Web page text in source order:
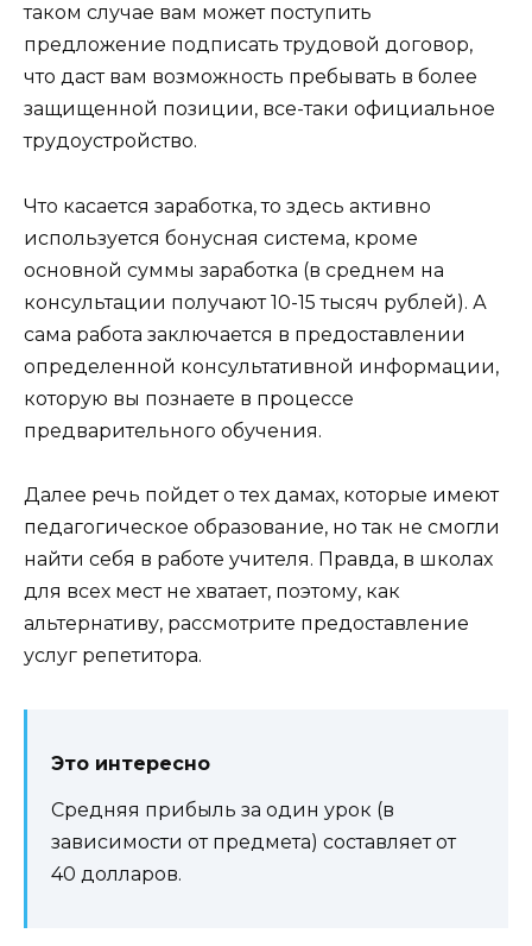
таком случае вам может поступить
предложение подписать трудовой договор,
что даст вам возможность пребывать в более
защищенной позиции, все-таки официальное
трудоустройство.
Что касается заработка, то здесь активно
используется бонусная система, кроме
основной суммы заработка (в среднем на
консультации получают 10-15 тысяч рублей). А
сама работа заключается в предоставлении
определенной консультативной информации,
которую вы познаете в процессе
предварительного обучения.
Далее речь пойдет о тех дамах, которые имеют
педагогическое образование, но так не смогли
найти себя в работе учителя. Правда, в школах
для всех мест не хватает, поэтому, как
альтернативу, рассмотрите предоставление
услуг репетитора.
Это интересно
Средняя прибыль за один урок (в
зависимости от предмета) составляет от
40 долларов.